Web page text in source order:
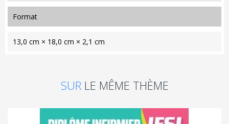
format
13,0 cm × 18,0 cm × 2,1 cm
SUR LE MÊME THÈME